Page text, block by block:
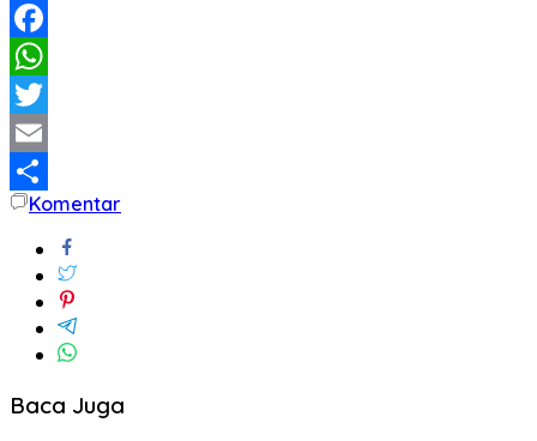
Facebook
WhatsApp
Twitter
Email
Share
Komentar
Baca Juga